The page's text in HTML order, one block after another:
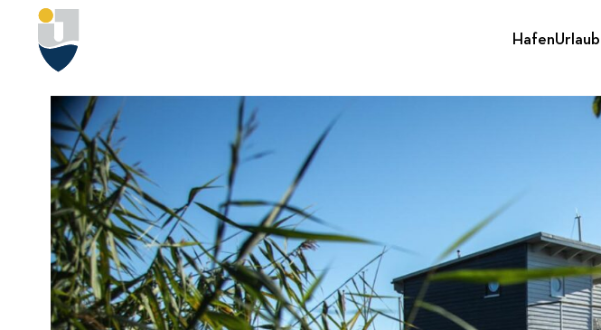
HafenUrlaub